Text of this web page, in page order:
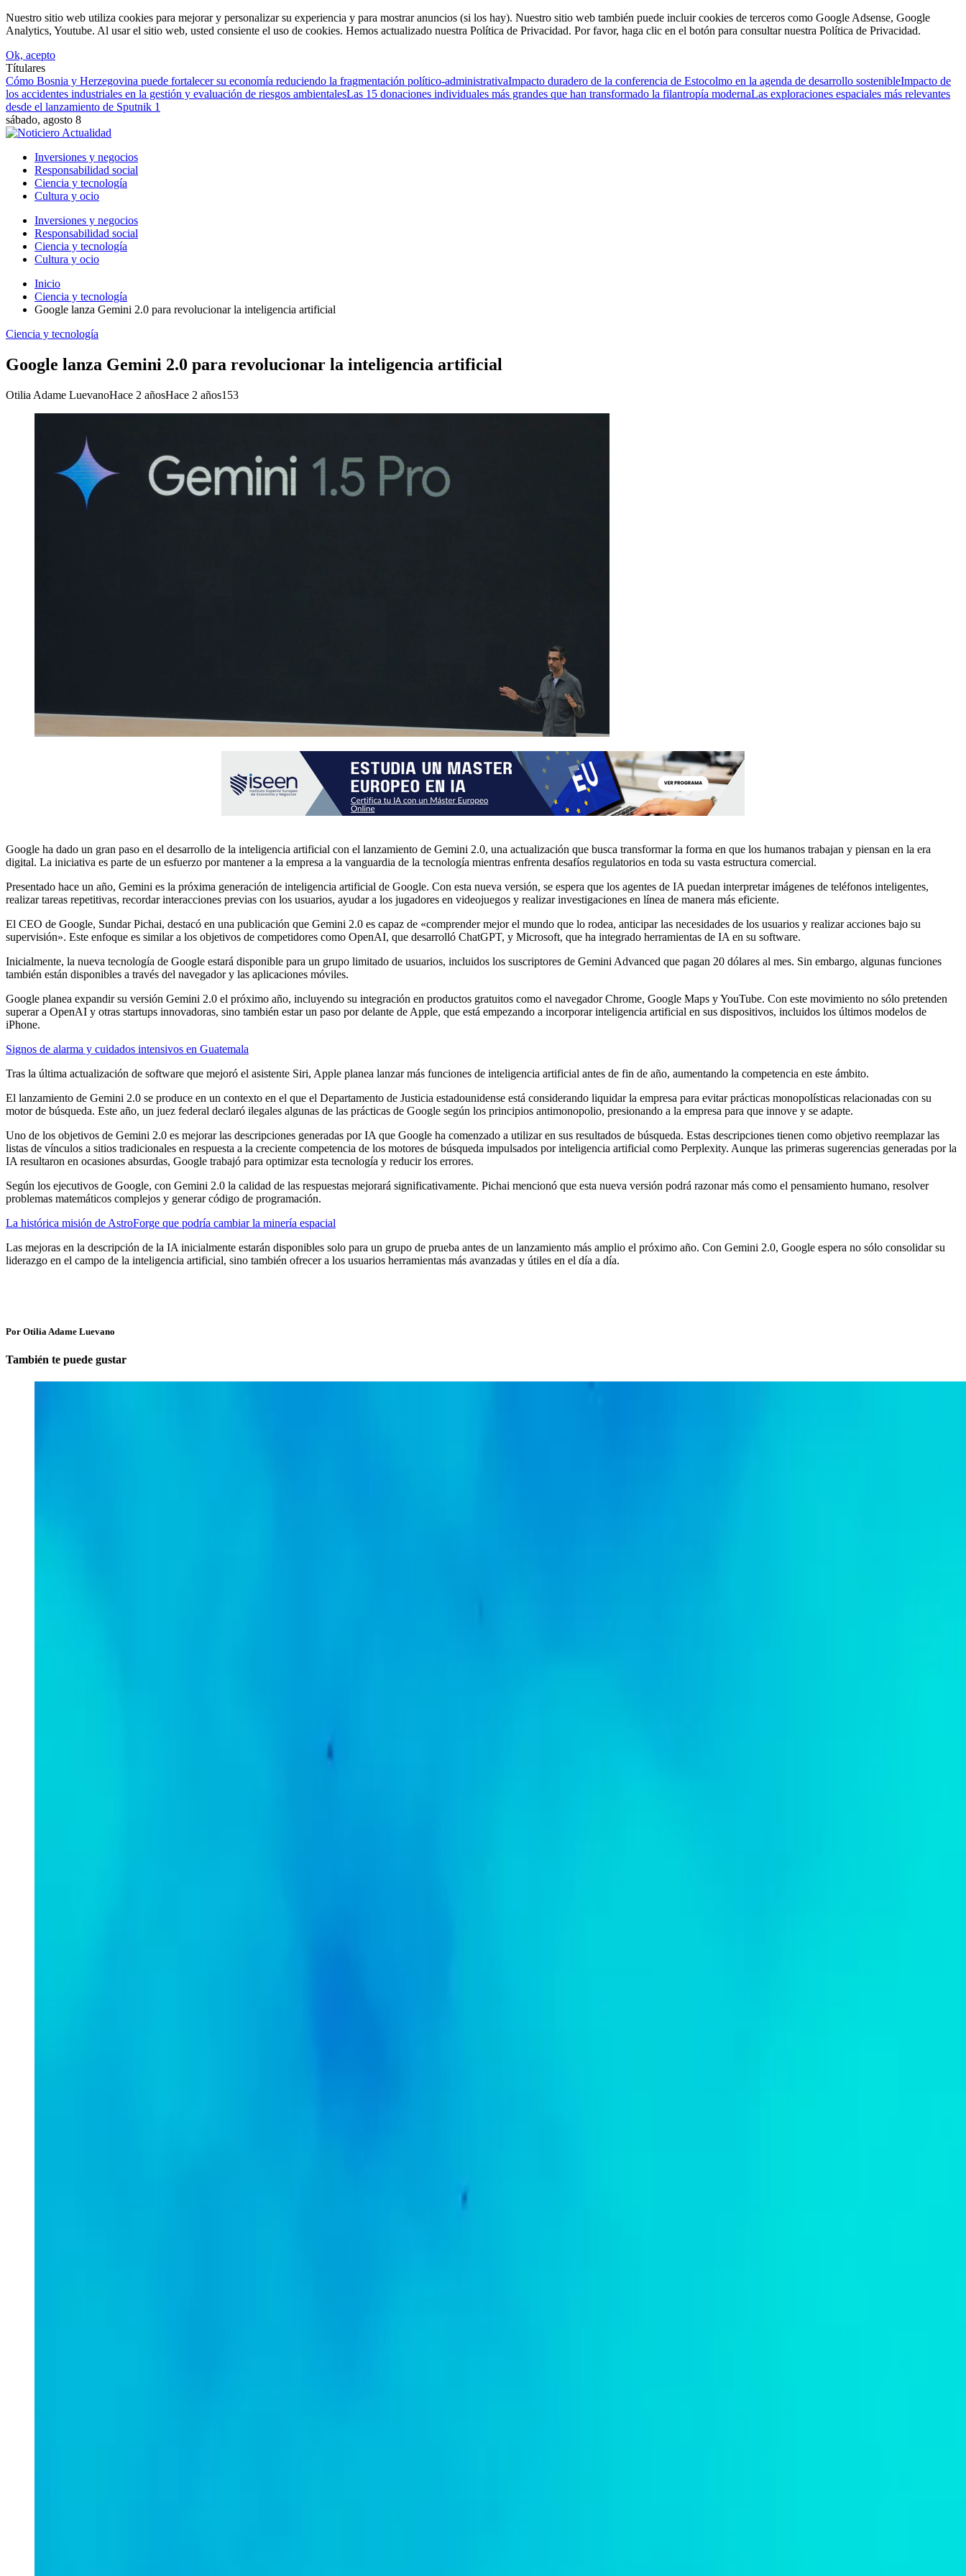
Nuestro sitio web utiliza cookies para mejorar y personalizar su experiencia y para mostrar anuncios (si los hay). Nuestro sitio web también puede incluir cookies de terceros como Google Adsense, Google
Analytics, Youtube. Al usar el sitio web, usted consiente el uso de cookies. Hemos actualizado nuestra Política de Privacidad. Por favor, haga clic en el botón para consultar nuestra Política de Privacidad.
Ok, acepto
Títulares
Cómo Bosnia y Herzegovina puede fortalecer su economía reduciendo la fragmentación político-administrativaImpacto duradero de la conferencia de Estocolmo en la agenda de desarrollo sostenibleImpacto de
los accidentes industriales en la gestión y evaluación de riesgos ambientalesLas 15 donaciones individuales más grandes que han transformado la filantropía modernaLas exploraciones espaciales más relevantes
desde el lanzamiento de Sputnik 1
sábado, agosto 8
Inversiones y negocios
Responsabilidad social
Ciencia y tecnología
Cultura y ocio
Inversiones y negocios
Responsabilidad social
Ciencia y tecnología
Cultura y ocio
Inicio
Ciencia y tecnología
Google lanza Gemini 2.0 para revolucionar la inteligencia artificial
Ciencia y tecnología
Google lanza Gemini 2.0 para revolucionar la inteligencia artificial
Otilia Adame LuevanoHace 2 añosHace 2 años153
Google ha dado un gran paso en el desarrollo de la inteligencia artificial con el lanzamiento de Gemini 2.0, una actualización que busca transformar la forma en que los humanos trabajan y piensan en la era
digital. La iniciativa es parte de un esfuerzo por mantener a la empresa a la vanguardia de la tecnología mientras enfrenta desafíos regulatorios en toda su vasta estructura comercial.
Presentado hace un año, Gemini es la próxima generación de inteligencia artificial de Google. Con esta nueva versión, se espera que los agentes de IA puedan interpretar imágenes de teléfonos inteligentes,
realizar tareas repetitivas, recordar interacciones previas con los usuarios, ayudar a los jugadores en videojuegos y realizar investigaciones en línea de manera más eficiente.
El CEO de Google, Sundar Pichai, destacó en una publicación que Gemini 2.0 es capaz de «comprender mejor el mundo que lo rodea, anticipar las necesidades de los usuarios y realizar acciones bajo su
supervisión». Este enfoque es similar a los objetivos de competidores como OpenAI, que desarrolló ChatGPT, y Microsoft, que ha integrado herramientas de IA en su software.
Inicialmente, la nueva tecnología de Google estará disponible para un grupo limitado de usuarios, incluidos los suscriptores de Gemini Advanced que pagan 20 dólares al mes. Sin embargo, algunas funciones
también están disponibles a través del navegador y las aplicaciones móviles.
Google planea expandir su versión Gemini 2.0 el próximo año, incluyendo su integración en productos gratuitos como el navegador Chrome, Google Maps y YouTube. Con este movimiento no sólo pretenden
superar a OpenAI y otras startups innovadoras, sino también estar un paso por delante de Apple, que está empezando a incorporar inteligencia artificial en sus dispositivos, incluidos los últimos modelos de
iPhone.
Signos de alarma y cuidados intensivos en Guatemala
Tras la última actualización de software que mejoró el asistente Siri, Apple planea lanzar más funciones de inteligencia artificial antes de fin de año, aumentando la competencia en este ámbito.
El lanzamiento de Gemini 2.0 se produce en un contexto en el que el Departamento de Justicia estadounidense está considerando liquidar la empresa para evitar prácticas monopolísticas relacionadas con su
motor de búsqueda. Este año, un juez federal declaró ilegales algunas de las prácticas de Google según los principios antimonopolio, presionando a la empresa para que innove y se adapte.
Uno de los objetivos de Gemini 2.0 es mejorar las descripciones generadas por IA que Google ha comenzado a utilizar en sus resultados de búsqueda. Estas descripciones tienen como objetivo reemplazar las
listas de vínculos a sitios tradicionales en respuesta a la creciente competencia de los motores de búsqueda impulsados ​​por inteligencia artificial como Perplexity. Aunque las primeras sugerencias generadas por la
IA resultaron en ocasiones absurdas, Google trabajó para optimizar esta tecnología y reducir los errores.
Según los ejecutivos de Google, con Gemini 2.0 la calidad de las respuestas mejorará significativamente. Pichai mencionó que esta nueva versión podrá razonar más como el pensamiento humano, resolver
problemas matemáticos complejos y generar código de programación.
La histórica misión de AstroForge que podría cambiar la minería espacial
Las mejoras en la descripción de la IA inicialmente estarán disponibles solo para un grupo de prueba antes de un lanzamiento más amplio el próximo año. Con Gemini 2.0, Google espera no sólo consolidar su
liderazgo en el campo de la inteligencia artificial, sino también ofrecer a los usuarios herramientas más avanzadas y útiles en el día a día.
Por Otilia Adame Luevano
También te puede gustar